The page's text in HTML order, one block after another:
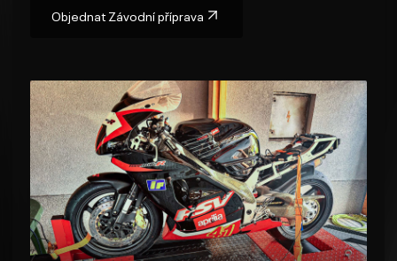
ObjednatZávodní příprava